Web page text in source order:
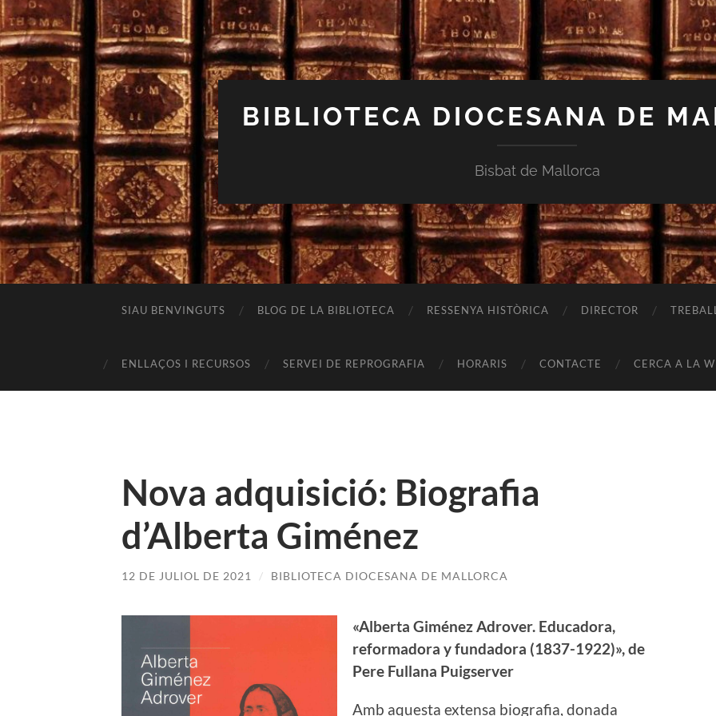
BIBLIOTECA DIOCESANA DE
Bisbat de Mallorca
SIAU BENVINGUTS BLOG DE LA BIBLIOTECA RESSENYA HISTÒRICA DIRECTOR
ENLLAÇOS I RECURSOS SERVEI DE REPROGRAFIA HORARIS CONTACTE CERCA A LA
Nova adquisició: Biografia
d’Alberta Giménez
12 DE JULIOL DE 2021 / BIBLIOTECA DIOCESANA DE MALLORCA
«Alberta Giménez Adrover. Educadora,
reformadora y fundadora (1837-1922)», de
Pere Fullana Puigserver
Amb aquesta extensa biografia, donada